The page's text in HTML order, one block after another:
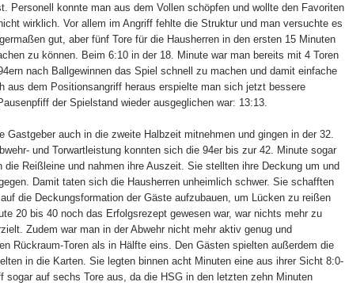
Personell konnte man aus dem Vollen schöpfen und wollte den Favoriten
wirklich. Vor allem im Angriff fehlte die Struktur und man versuchte es
gut, aber fünf Tore für die Hausherren in den ersten 15 Minuten
zu können. Beim 6:10 in der 18. Minute war man bereits mit 4 Toren
nach Ballgewinnen das Spiel schnell zu machen und damit einfache
aus dem Positionsangriff heraus erspielte man sich jetzt bessere
der Spielstand wieder ausgeglichen war: 13:13.
Gastgeber auch in die zweite Halbzeit mitnehmen und gingen in der 32.
und Torwartleistung konnten sich die 94er bis zur 42. Minute sogar
Reißleine und nahmen ihre Auszeit. Sie stellten ihre Deckung um und
Damit taten sich die Hausherren unheimlich schwer. Sie schafften
die Deckungsformation der Gäste aufzubauen, um Lücken zu reißen
20 bis 40 noch das Erfolgsrezept gewesen war, war nichts mehr zu
Zudem war man in der Abwehr nicht mehr aktiv genug und
Rückraum-Toren als in Hälfte eins. Den Gästen spielten außerdem die
in die Karten. Sie legten binnen acht Minuten eine aus ihrer Sicht 8:0-
auf sechs Tore aus, da die HSG in den letzten zehn Minuten